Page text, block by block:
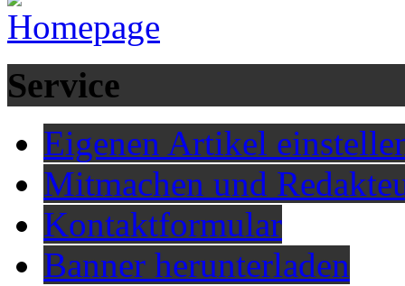
Service
Eigenen Artikel
Mitmachen und
Kontaktformular
Banner herunterladen